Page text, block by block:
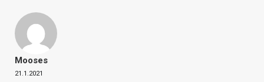
Mooses
21.1.2021